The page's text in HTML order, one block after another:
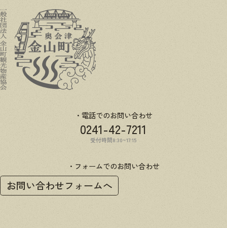
電話でのお問い合わせ
0241-42-7211
受付時間8:30~17:15
フォームでのお問い合わせ
お問い合わせフォームへ